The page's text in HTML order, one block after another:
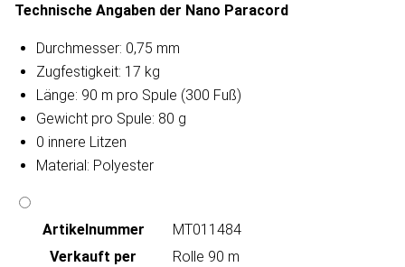
Technische Angaben der Nano Paracord
Durchmesser: 0,75 mm
Zugfestigkeit: 17 kg
Länge: 90 m pro Spule (300 Fuß)
Gewicht pro Spule: 80 g
0 innere Litzen
Material: Polyester
Artikeln‌ummer
MT011484
Verkauft per
Rolle 90 m